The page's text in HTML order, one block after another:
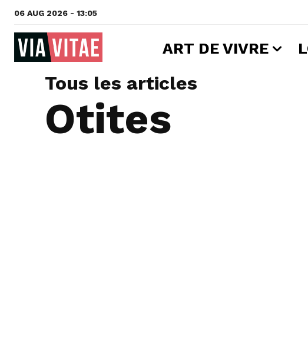
06 AUG 2026 - 13:05
ART DE VIVRE
Tous les articles
Otites